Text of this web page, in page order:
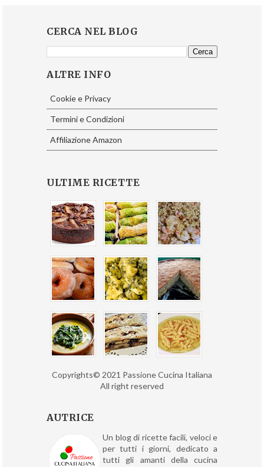
CERCA NEL BLOG
ALTRE INFO
Cookie e Privacy
Termini e Condizioni
Affiliazione Amazon
ULTIME RICETTE
Copyrights© 2021 Passione Cucina Italiana
All right reserved
AUTRICE
Un blog di ricette facili, veloci e
per tutti i giorni, dedicato a
tutti gli amanti della cucina